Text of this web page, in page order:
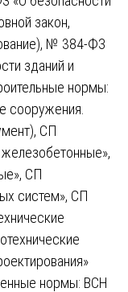
закон,
№ 384-ФЗ
зданий и
нормы:
сооружения.
СП
СП
систем», СП
нормы: ВСН